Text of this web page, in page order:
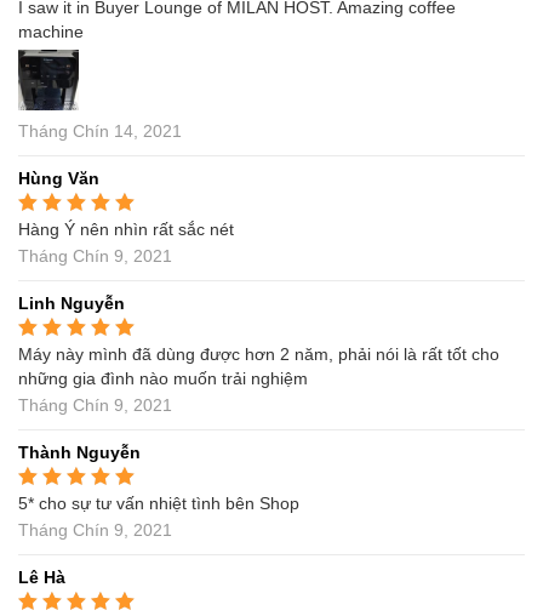
Được xếp hạng 5 5
sao
I saw it in Buyer Lounge of MILAN HOST. Amazing coffee
machine
Tháng Chín 14, 2021
Hùng Văn
Được xếp hạng5 5
sao
Hàng Ý nên nhìn rất sắc nét
Tháng Chín 9, 2021
Linh Nguyễn
Được xếp hạng55
sao
Máy này mình đã dùng được hơn 2 năm, phải nói là rất tốt cho
những gia đình nào muốn trải nghiệm
Tháng Chín 9, 2021
Thành Nguyễn
Được xếp hạng5 5
sao
5* cho sự tư vấn nhiệt tình bên Shop
Tháng Chín 9, 2021
Lê Hà